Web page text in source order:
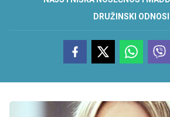
DRUŽINSKI ODNOSI